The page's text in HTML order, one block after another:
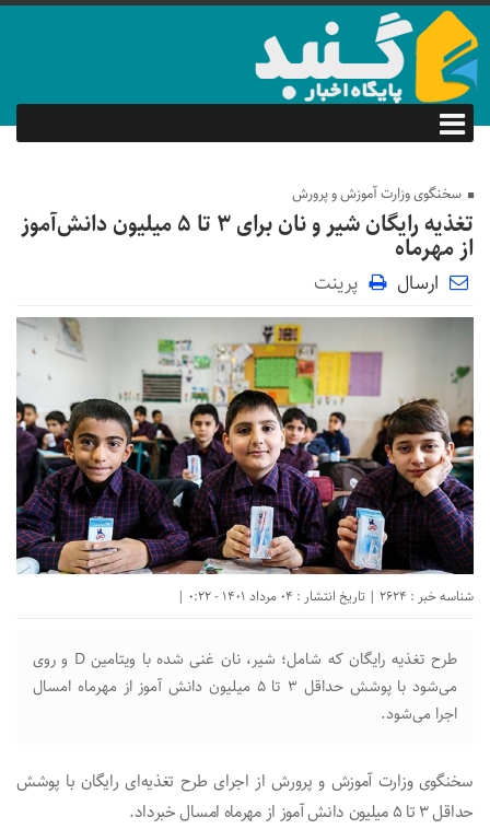
سخنگوی وزارت آموزش و پرورش
تغذیه رایگان شیر و نان برای ۳ تا ۵ میلیون دانش‌آموز
از مهرماه
ارسال پرینت
شناسه خبر : 2624 | تاریخ انتشار : 04 مرداد 1401 - 0:22 |
طرح تغذیه‌ رایگان که شامل؛ شیر، نان غنی شده با ویتامین D و روی
می‌شود با پوشش حداقل ۳ تا ۵ میلیون دانش آموز از مهرماه امسال
اجرا می‌شود.
سخنگوی وزارت آموزش و پرورش از اجرای طرح تغذیه‌ای رایگان با پوشش
حداقل ۳ تا ۵ میلیون دانش آموز از مهرماه امسال خبرداد.